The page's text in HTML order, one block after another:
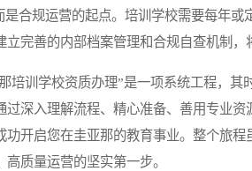
规运营的起点。培训学校需要每年或
完善的内部档案管理和合规自查机制，
训学校资质办理”是一项系统工程，其
过深入理解流程、精心准备、善用专业
功开启您在圭亚那的教育事业。整个旅
质量运营的坚实第一步。